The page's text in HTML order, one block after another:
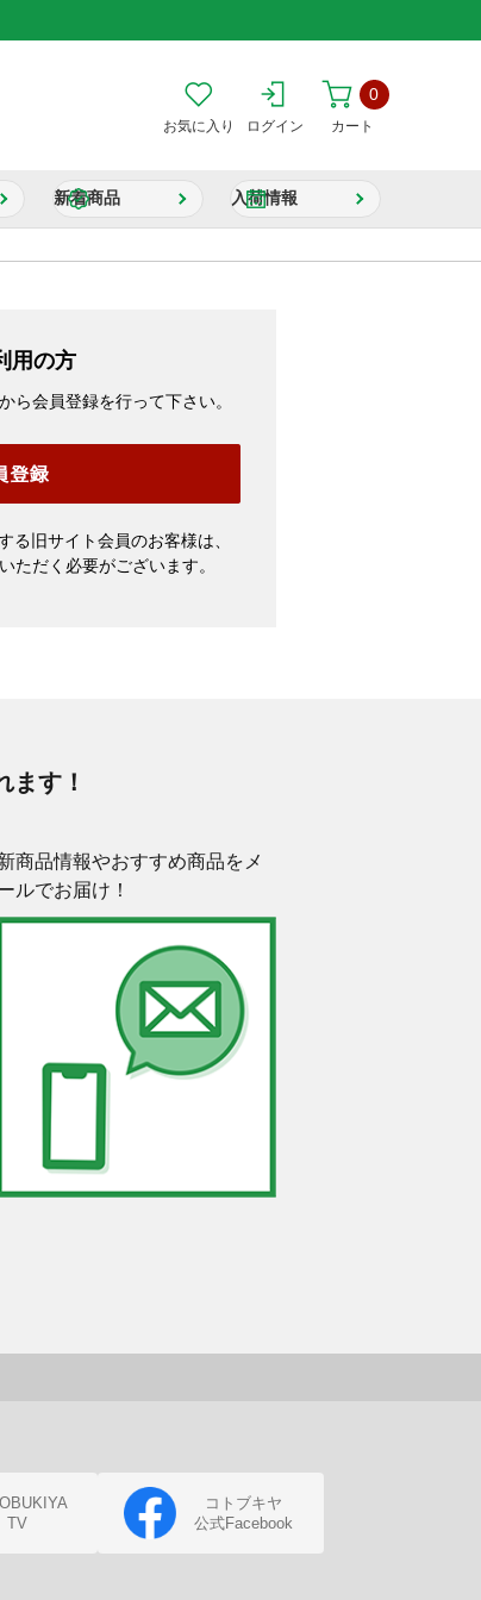
お気に入り ログイン カート
0
新着商品 入荷情報
用の方
ら会員登録を行って下さい。
旧サイト会員のお客様は、
ただく必要がございます。
す！
商品情報やおすすめ商品をメ
ルでお届け！
TV
コトブキヤ
公式Facebook